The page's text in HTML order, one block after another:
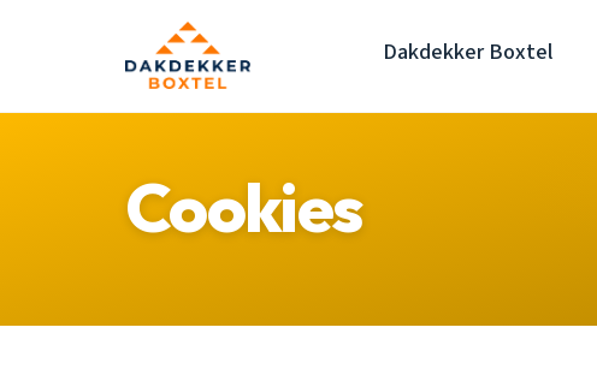
Dakdekker Boxtel
Cookies